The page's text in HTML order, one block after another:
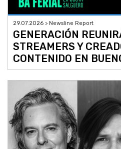
29.07.2026 > Newsline Report
GENERACIÓN
STREAMERS Y
CONTENIDO EN